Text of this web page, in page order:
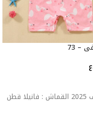
– 73
اوفر صيف 2025 القماش : فانيلا قطن